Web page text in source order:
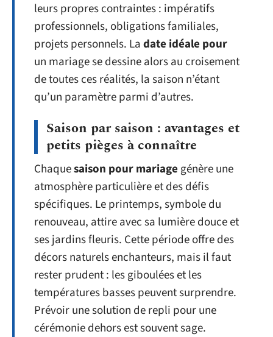
leurs propres contraintes : impératifs
professionnels, obligations familiales,
projets personnels. Ladate idéale pour
un mariage se dessine alors au croisement
de toutes ces réalités, la saison n’étant
qu’un paramètre parmi d’autres.
Saison par saison : avantages et
petits pièges à connaître
Chaquesaison pour mariage génère une
atmosphère particulière et des défis
spécifiques. Le printemps, symbole du
renouveau, attire avec sa lumière douce et
ses jardins fleuris. Cette période offre des
décors naturels enchanteurs, mais il faut
rester prudent : les giboulées et les
températures basses peuvent surprendre.
Prévoir une solution de repli pour une
cérémonie dehors est souvent sage.